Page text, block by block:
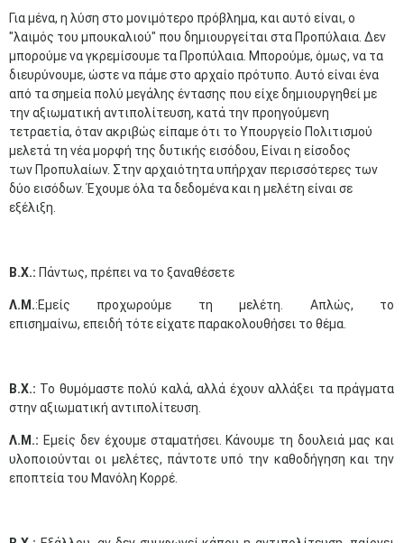
Για μένα, η λύση στο μονιμότερο πρόβλημα, και αυτό είναι, ο
"λαιμός του μπουκαλιού" που δημιουργείται στα Προπύλαια. Δεν
μπορούμε να γκρεμίσουμε τα Προπύλαια. Μπορούμε, όμως, να τα
διευρύνουμε, ώστε να πάμε στο αρχαίο πρότυπο. Αυτό είναι ένα
από τα σημεία πολύ μεγάλης έντασης που είχε δημιουργηθεί με
την αξιωματική αντιπολίτευση, κατά την προηγούμενη
τετραετία, όταν ακριβώς είπαμε ότι το Υπουργείο Πολιτισμού
μελετά τη νέα μορφή της δυτικής εισόδου, Είναι η είσοδος
των Προπυλαίων. Στην αρχαιότητα υπήρχαν περισσότερες των
δύο εισόδων. Έχουμε όλα τα δεδομένα και η μελέτη είναι σε
εξέλιξη.
Β.Χ.: Πάντως, πρέπει να το ξαναθέσετε
Λ.Μ.:Εμείς προχωρούμε τη μελέτη. Απλώς, το
επισημαίνω, επειδή τότε είχατε παρακολουθήσει το θέμα.
Β.Χ.: Το θυμόμαστε πολύ καλά, αλλά έχουν αλλάξει τα πράγματα
στην αξιωματική αντιπολίτευση.
Λ.Μ.: Εμείς δεν έχουμε σταματήσει. Κάνουμε τη δουλειά μας και
υλοποιούνται οι μελέτες, πάντοτε υπό την καθοδήγηση και την
εποπτεία του Μανόλη Κορρέ.